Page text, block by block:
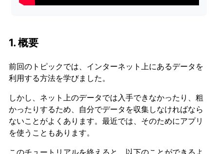
1. 概要
前回のトピックでは、インターネット上にあるデータを
利用する方法を学びました。
しかし、ネット上のデータでは入手できなかったり、粗
かったりするため、自分でデータを収集しなければなら
ないことがよくあります。最近では、そのためにアプリ
を使うこともあります。
このチュートリアルを終えると、以下のことができるよ